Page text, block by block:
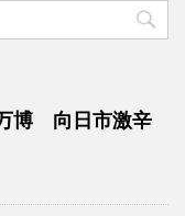
博 向日市激辛